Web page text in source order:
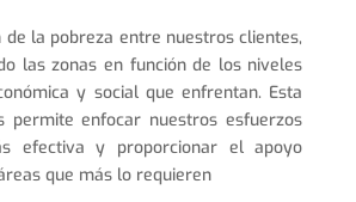
de la pobreza entre nuestros clientes,
las zonas en función de los niveles
y social que enfrentan. Esta
permite enfocar nuestros esfuerzos
efectiva y proporcionar el apoyo
que más lo requieren